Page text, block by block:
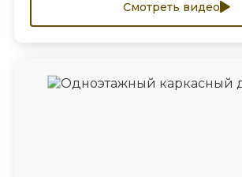
Смотреть видео